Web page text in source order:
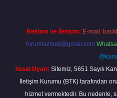
Reklam ve İletişim: E-mail:
forumhizmeti@gmail.com
Yasal Uyarı: Sitemiz, 5651 Sayılı
İletişim Kurumu (BTK) tarafından
hizmet vermektedir. Bu nedenle,